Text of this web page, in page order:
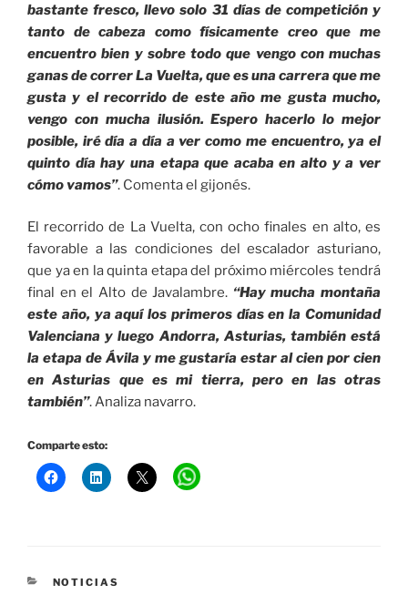
bastante fresco, llevo solo 31 días de competición y
tanto de cabeza como físicamente creo que me
encuentro bien y sobre todo que vengo con muchas
ganas de correr La Vuelta, que es una carrera que me
gusta y el recorrido de este año me gusta mucho,
vengo con mucha ilusión. Espero hacerlo lo mejor
posible, iré día a día a ver como me encuentro, ya el
quinto día hay una etapa que acaba en alto y a ver
cómo vamos”. Comenta el gijonés.
El recorrido de La Vuelta, con ocho finales en alto, es
favorable a las condiciones del escalador asturiano,
que ya en la quinta etapa del próximo miércoles tendrá
final en el Alto de Javalambre. “Hay mucha montaña
este año, ya aquí los primeros días en la Comunidad
Valenciana y luego Andorra, Asturias, también está
la etapa de Ávila y me gustaría estar al cien por cien
en Asturias que es mi tierra, pero en las otras
también”. Analiza navarro.
Comparte esto:
CATEGORÍAS
NOTICIAS